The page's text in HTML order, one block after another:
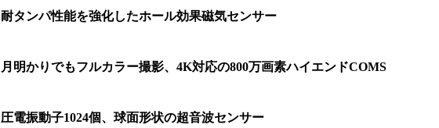
耐タンパ性能を強化したホール効果磁気センサー
月明かりでもフルカラー撮影、4K対応の800万画素ハイエンドCOMS
圧電振動子1024個、球面形状の超音波センサー